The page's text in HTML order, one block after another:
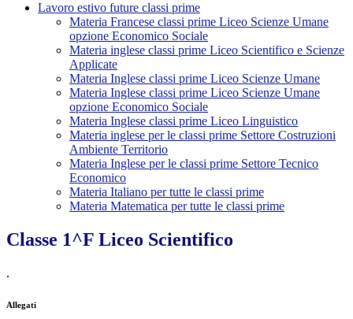
Lavoro estivo future classi prime
Materia Francese classi prime Liceo Scienze Umane
opzione Economico Sociale
Materia inglese classi prime Liceo Scientifico e Scienze
Applicate
Materia Inglese classi prime Liceo Scienze Umane
Materia Inglese classi prime Liceo Scienze Umane
opzione Economico Sociale
Materia Inglese classi prime Liceo Linguistico
Materia inglese per le classi prime Settore Costruzioni
Ambiente Territorio
Materia Inglese per le classi prime Settore Tecnico
Economico
Materia Italiano per tutte le classi prime
Materia Matematica per tutte le classi prime
Classe 1^F Liceo Scientifico
.
Allegati